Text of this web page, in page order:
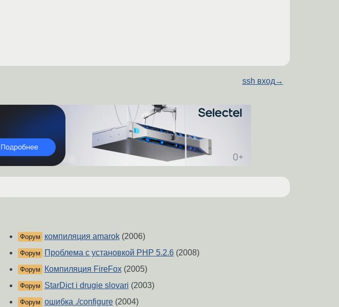
ssh вход →
Форум компиляция amarok(2006)
Форум Проблема с установкой PHP 5.2.6(2008)
Форум Компиляция FireFox(2005)
Форум StarDict i drugie slovari (2003)
Форум ошибка ./configure(2004)